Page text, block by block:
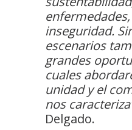
inseguridad.
escenarios
grandes
cuales
unidad y el
nos
Delgado.